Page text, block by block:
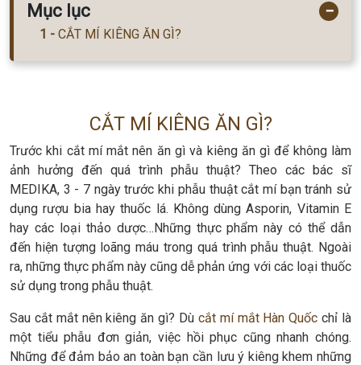
Mục lục −
CẮT MÍ KIÊNG ĂN GÌ?
CẮT MÍ KIÊNG ĂN GÌ?
Trước khi cắt mí mắt nên ăn gì và kiêng ăn gì để không làm
ảnh hưởng đến quá trình phẫu thuật? Theo các bác sĩ
MEDIKA, 3 - 7 ngày trước khi phẫu thuật cắt mí bạn tránh sử
dụng rượu bia hay thuốc lá. Không dùng Asporin, Vitamin E
hay các loại thảo dược…Những thực phẩm này có thể dẫn
đến hiện tượng loãng máu trong quá trình phẫu thuật. Ngoài
ra, những thực phẩm này cũng dễ phản ứng với các loại thuốc
sử dụng trong phẫu thuật.
Sau cắt mắt nên kiêng ăn gì? Dù cắt mí mắt Hàn Quốc chỉ là
một tiểu phẫu đơn giản, việc hồi phục cũng nhanh chóng.
Những để đảm bảo an toàn bạn cần lưu ý kiêng khem những